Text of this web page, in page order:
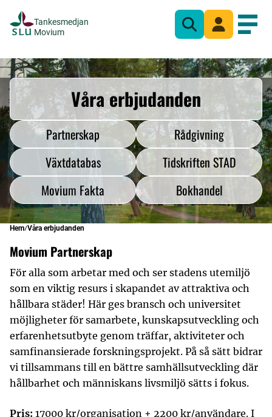
Tankesmedjan
Movium
Sök Mina sidor
Våra erbjudanden
Partnerskap
Rådgivning
Växtdatabas
Tidskriften STAD
Movium Fakta
Bokhandel
Hem Våra erbjudanden
Movium Partnerskap
För alla som arbetar med och ser stadens utemiljö
som en viktig resurs i skapandet av attraktiva och
hållbara städer! Här ges bransch och universitet
möjligheter för samarbete, kunskapsutveckling och
erfarenhetsutbyte genom träffar, aktiviteter och
samfinansierade forskningsprojekt. På så sätt bidrar
vi tillsammans till en bättre samhällsutveckling där
hållbarhet och människans livsmiljö sätts i fokus.
Pris: 17000 kr/organisation + 2200 kr/användare. I